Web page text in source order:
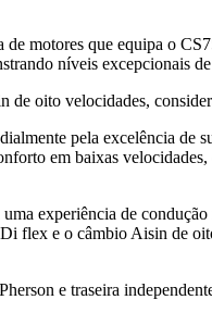
motores que equipa o
níveis excepcionais
oito velocidades,
pela excelência de
em baixas
experiência de
flex e o câmbio Aisin de
e traseira